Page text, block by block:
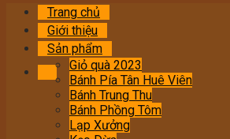
Trang chủ
Giới thiệu
Sản phẩm
Giỏ quà 2023
Bánh Pía Tân Huê Viên
Bánh Trung Thu
Bánh Phồng Tôm
Lạp Xưởng